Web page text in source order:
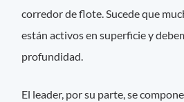
corredor de flote. Sucede que
están activos en superficie y
profundidad.
El leader, por su parte, se